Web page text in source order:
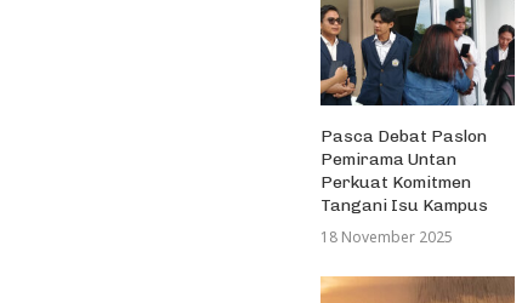
Pasca Debat Paslon
Pemirama Untan
Perkuat Komitmen
Tangani Isu Kampus
18 November 2025